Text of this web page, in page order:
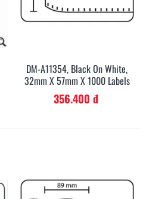
DM-A11354, Black On White,
32mm X 57mm X 1000 Labels
356.400 đ